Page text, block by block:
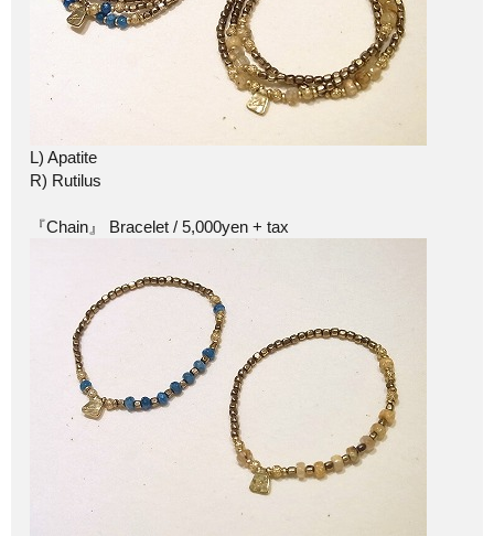
L) Apatite
R) Rutilus
『Chain』 Bracelet / 5,000yen + tax